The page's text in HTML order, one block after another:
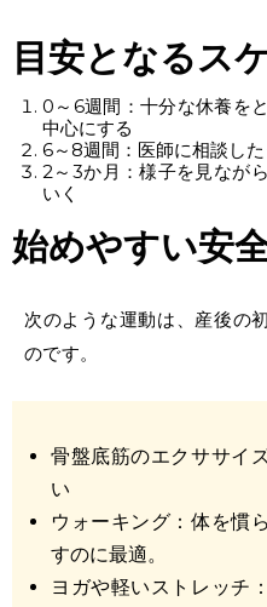
目安となるス
0～6週間：十分な休養を
中心にする
6～8週間：医師に相談し
2～3か月：様子を見なが
いく
始めやすい安
次のような運動は、産後の
のです。
骨盤底筋のエクササイ
い
ウォーキング：体を慣
すのに最適。
ヨガや軽いストレッチ